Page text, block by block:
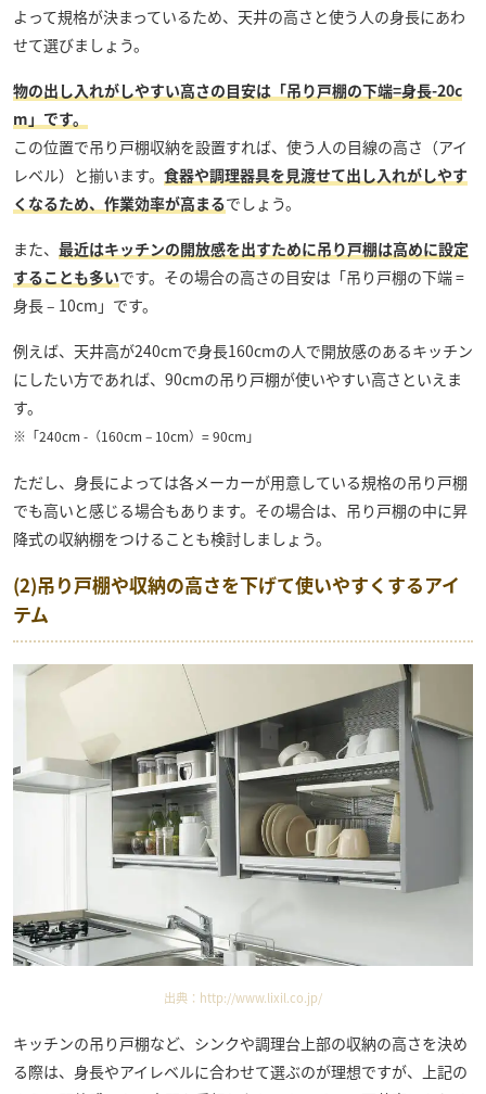
よって規格が決まっているため、天井の高さと使う人の身長にあわ
せて選びましょう。
物の出し入れがしやすい高さの目安は「吊り戸棚の下端=身長-20c
m」です。
この位置で吊り戸棚収納を設置すれば、使う人の目線の高さ（アイ
レベル）と揃います。 食器や調理器具を見渡せて出し入れがしやす
くなるため、作業効率が高まるでしょう。
また、 最近はキッチンの開放感を出すために吊り戸棚は高めに設定
することも多いです。その場合の高さの目安は「吊り戸棚の下端 =
身長 – 10cm」です。
例えば、天井高が240cmで身長160cmの人で開放感のあるキッチン
にしたい方であれば、90cmの吊り戸棚が使いやすい高さといえま
す。
※「240cm -（160cm – 10cm）= 90cm」
ただし、身長によっては各メーカーが用意している規格の吊り戸棚
でも高いと感じる場合もあります。その場合は、吊り戸棚の中に昇
降式の収納棚をつけることも検討しましょう。
(2)吊り戸棚や収納の高さを下げて使いやすくするアイ
テム
出典： http://www.lixil.co.jp/
キッチンの吊り戸棚など、シンクや調理台上部の収納の高さを決め
る際は、身長やアイレベルに合わせて選ぶのが理想ですが、上記の